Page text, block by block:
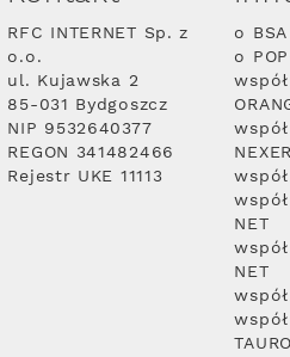
RFC INTERNET Sp. z
o.o.
ul. Kujawska 2
85-031 Bydgoszcz
NIP 9532640377
REGON 341482466
Rejestr UKE 11113
o BSA
o
NET
NET